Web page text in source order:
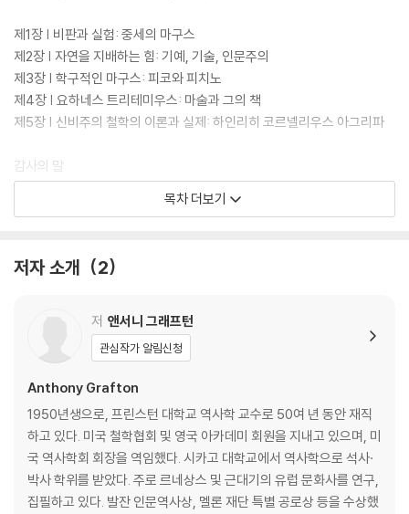
제1장 | 비판과 실험: 중세의 마구스
제2장 | 자연을 지배하는 힘: 기예, 기술, 인문주의
제3장 | 학구적인 마구스: 피코와 피치노
제4장 | 요하네스 트리테미우스: 마술과 그의 책
제5장 | 신비주의 철학의 이론과 실제: 하인리히 코르넬리우스 아그리파
감사의 말
옮긴이의 말
목차 더보기
저자 소개 2
저 앤서니 그래프턴
관심작가 알림신청
Anthony Grafton
1950년생으로, 프린스턴 대학교 역사학 교수로 50여 년 동안 재직
하고 있다. 미국 철학협회 및 영국 아카데미 회원을 지내고 있으며, 미
국 역사학회 회장을 역임했다. 시카고 대학교에서 역사학으로 석사·
박사 학위를 받았다. 주로 르네상스 및 근대기의 유럽 문화사를 연구,
집필하고 있다. 발잔 인문역사상, 멜론 재단 특별 공로상 등을 수상했